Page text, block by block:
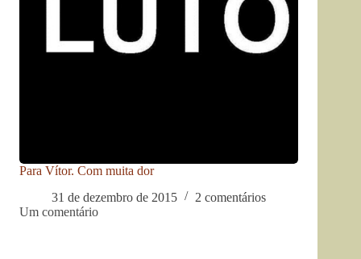
Para Vítor. Com muita dor
31 de dezembro de 2015
2 comentários
Um comentário